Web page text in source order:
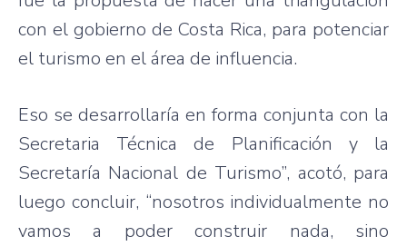
con el gobierno de Costa Rica, para potenciar
el turismo en el área de influencia.
Eso se desarrollaría en forma conjunta con la
Secretaria Técnica de Planificación y la
Secretaría Nacional de Turismo”, acotó, para
luego concluir, “nosotros individualmente no
vamos a poder construir nada, sino